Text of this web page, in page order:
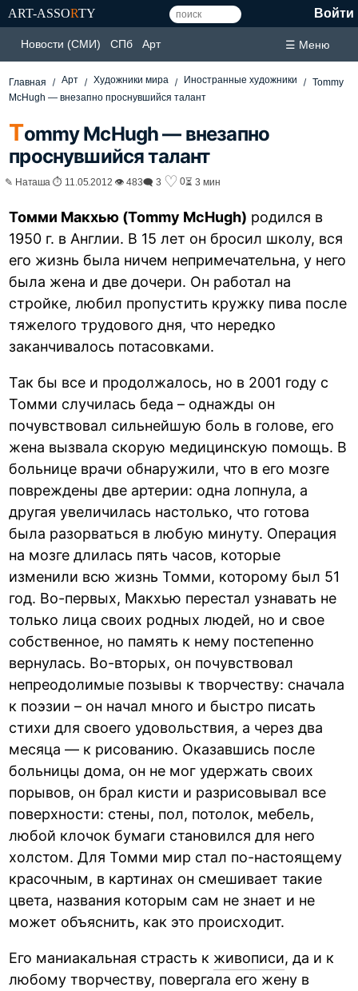
ART-ASSORTY Войти
Новости (СМИ) СПб Арт ☰ Меню
Главная Арт Художники мира Иностранные художники
Tommy
McHugh — внезапно проснувшийся талант
Tommy McHugh — внезапно
проснувшийся талант
✎ Наташа ⏱ 11.05.2012 👁 483🗨 3 ♡ 0⏳ 3 мин
Томми Макхью (Tommy McHugh) родился в
1950 г. в Англии. В 15 лет он бросил школу, вся
его жизнь была ничем непримечательна, у него
была жена и две дочери. Он работал на
стройке, любил пропустить кружку пива после
тяжелого трудового дня, что нередко
заканчивалось потасовками.
Так бы все и продолжалось, но в 2001 году с
Томми случилась беда – однажды он
почувствовал сильнейшую боль в голове, его
жена вызвала скорую медицинскую помощь. В
больнице врачи обнаружили, что в его мозге
повреждены две артерии: одна лопнула, а
другая увеличилась настолько, что готова
была разорваться в любую минуту. Операция
на мозге длилась пять часов, которые
изменили всю жизнь Томми, которому был 51
год. Во-первых, Макхью перестал узнавать не
только лица своих родных людей, но и свое
собственное, но память к нему постепенно
вернулась. Во-вторых, он почувствовал
непреодолимые позывы к творчеству: сначала
к поэзии – он начал много и быстро писать
стихи для своего удовольствия, а через два
месяца — к рисованию. Оказавшись после
больницы дома, он не мог удержать своих
порывов, он брал кисти и разрисовывал все
поверхности: стены, пол, потолок, мебель,
любой клочок бумаги становился для него
холстом. Для Томми мир стал по-настоящему
красочным, в картинах он смешивает такие
цвета, названия которым сам не знает и не
может объяснить, как это происходит.
Его маниакальная страсть к живописи, да и к
любому творчеству, повергала его жену в